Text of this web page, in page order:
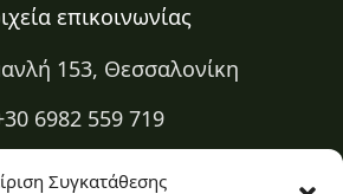
Συγκατάθεσης
επικοινωνίας
153, Θεσσαλονίκη
6982 559 719
+30 2310 334 883